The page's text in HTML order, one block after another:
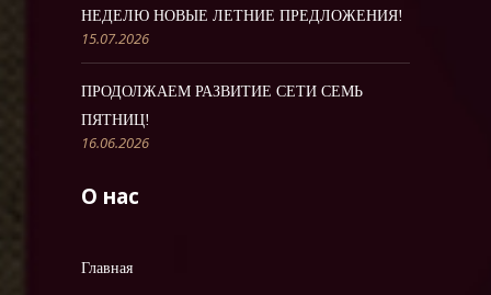
НЕДЕЛЮ НОВЫЕ ЛЕТНИЕ ПРЕДЛОЖЕНИЯ!
15.07.2026
ПРОДОЛЖАЕМ РАЗВИТИЕ СЕТИ СЕМЬ
ПЯТНИЦ!
16.06.2026
О нас
Главная